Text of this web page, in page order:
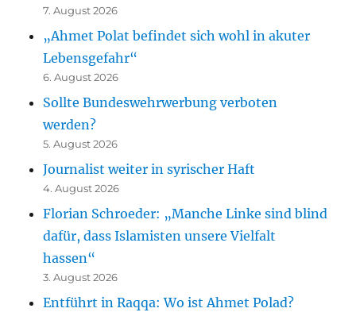
7. August 2026
„Ahmet Polat befindet sich wohl in akuter
Lebensgefahr“
6. August 2026
Sollte Bundeswehrwerbung verboten
werden?
5. August 2026
Journalist weiter in syrischer Haft
4. August 2026
Florian Schroeder: „Manche Linke sind blind
dafür, dass Islamisten unsere Vielfalt
hassen“
3. August 2026
Entführt in Raqqa: Wo ist Ahmet Polad?